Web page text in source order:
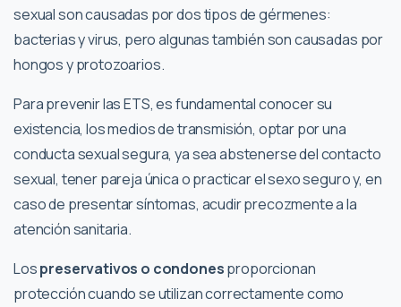
sexual son causadas por dos tipos de gérmenes:
bacterias y virus, pero algunas también son causadas por
hongos y protozoarios.
Para prevenir las ETS, es fundamental conocer su
existencia, los medios de transmisión, optar por una
conducta sexual segura, ya sea abstenerse del contacto
sexual, tener pareja única o practicar el sexo seguro y, en
caso de presentar síntomas, acudir precozmente a la
atención sanitaria.
Lospreservativos o condonesproporcionan
protección cuando se utilizan correctamente como